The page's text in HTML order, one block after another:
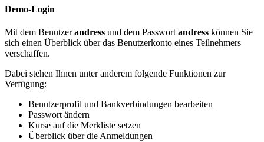
Demo-Login
Mit dem Benutzerandress und dem Passwort andress können Sie
sich einen Überblick über das Benutzerkonto eines Teilnehmers
verschaffen.
Dabei stehen Ihnen unter anderem folgende Funktionen zur
Verfügung:
Benutzerprofil und Bankverbindungen bearbeiten
Passwort ändern
Kurse auf die Merkliste setzen
Überblick über die Anmeldungen